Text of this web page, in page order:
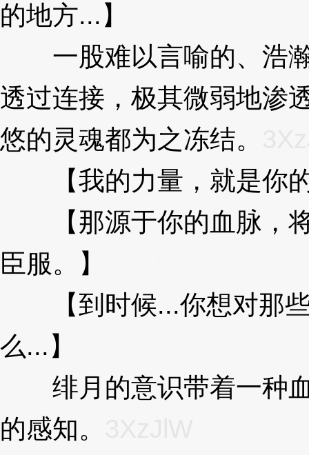
的地方...】
一股难以言喻的、浩瀚
透过连接，极其微弱地渗
悠的灵魂都为之冻结。
【我的力量，就是你
【那源于你的血脉，将
臣服。】
【到时候...你想对那些
么...】
绯月的意识带着一种血
的感知。